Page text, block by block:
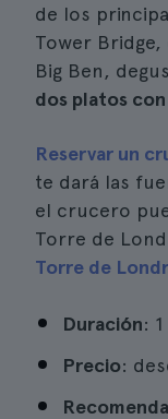
de los
Tower
Big Ben,
dos platos
Reservar un
te dará las
el crucero
Torre de
Torre de
Duración:
Precio: